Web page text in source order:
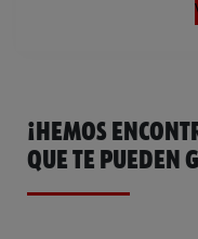
¡HEMOS
QUE TE PUEDEN